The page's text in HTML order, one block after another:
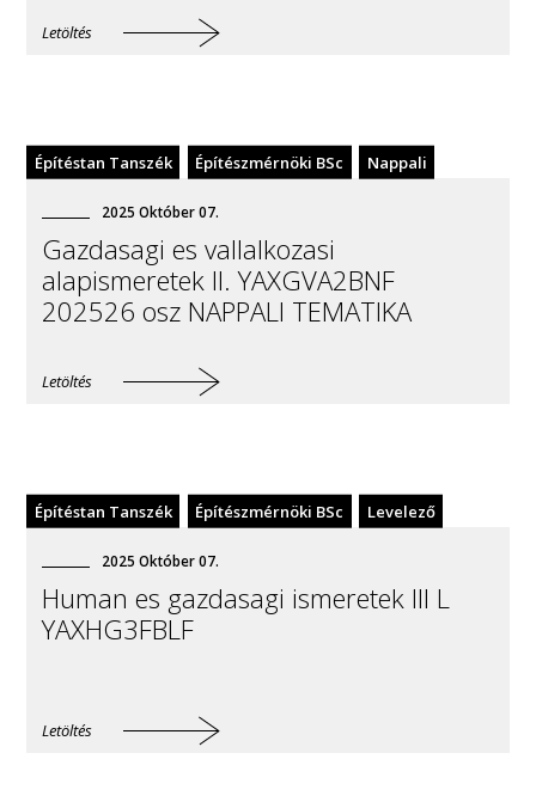
Letöltés
Építéstan Tanszék Építészmérnöki BSc Nappali
2025 Október 07.
Gazdasagi es vallalkozasi
alapismeretek II. YAXGVA2BNF
202526 osz NAPPALI TEMATIKA
Letöltés
Építéstan Tanszék Építészmérnöki BSc Levelező
2025 Október 07.
Human es gazdasagi ismeretek III L
YAXHG3FBLF
Letöltés